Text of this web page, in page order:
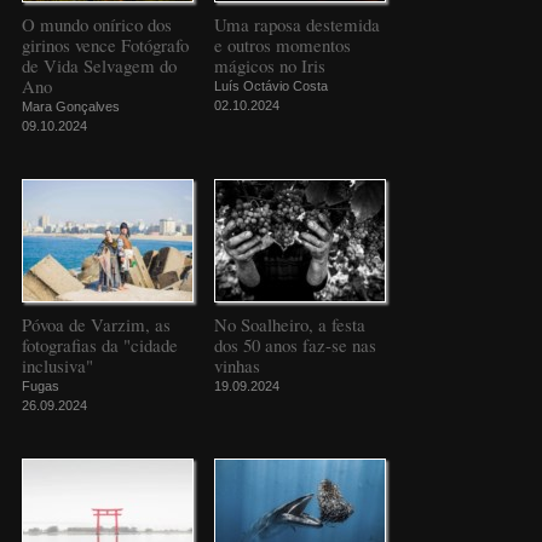
O mundo onírico dos
girinos vence Fotógrafo
de Vida Selvagem do
Ano
Mara Gonçalves
09.10.2024
Uma raposa destemida
e outros momentos
mágicos no Iris
Luís Octávio Costa
02.10.2024
Póvoa de Varzim, as
fotografias da "cidade
inclusiva"
Fugas
26.09.2024
No Soalheiro, a festa
dos 50 anos faz-se nas
vinhas
19.09.2024